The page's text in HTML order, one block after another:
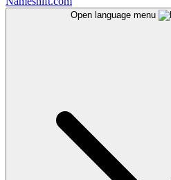
Open language menu